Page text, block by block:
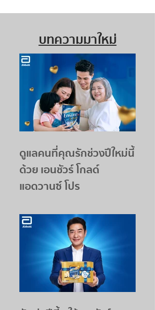
บทความมาใหม่
ดูแลคนที่คุณรักช่วงปีใหม่นี้
ด้วย เอนชัวร์ โกลด์
แอดวานซ์ โปร